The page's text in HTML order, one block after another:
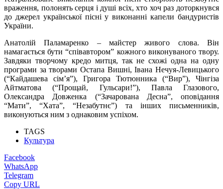
враження, полонять серця і душі всіх, хто хоч раз доторкнувся
до джерел української пісні у виконанні капели бандуристів
України.
Анатолій Паламаренко – майстер живого слова. Він
намагається бути “співавтором” кожного виконуваного твору.
Завдяки творчому кредо митця, так не схожі одна на одну
програми за творами Остапа Вишні, Івана Нечуя-Левицького
(“Кайдашева сім’я”), Григора Тютюнника (“Вир”), Чінгіза
Айтматова (“Прощай, Гульсари!”), Павла Глазового,
Олександра Довженка (“Зачарована Десна”, оповідання
“Мати”, “Хата”, “Незабутнє”) та інших письменників,
виконуються ним з однаковим успіхом.
TAGS
Культура
Facebook
WhatsApp
Telegram
Copy URL